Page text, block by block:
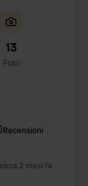
13
Foto
Recensioni
circa 2 mesi fa